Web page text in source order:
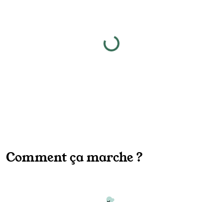
Comment ça marche ?